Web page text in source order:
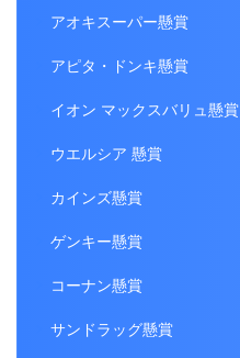
アオキスーパー懸賞
アピタ・ドンキ懸賞
イオン マックスバリュ懸賞
ウエルシア 懸賞
カインズ懸賞
ゲンキー懸賞
コーナン懸賞
サンドラッグ懸賞